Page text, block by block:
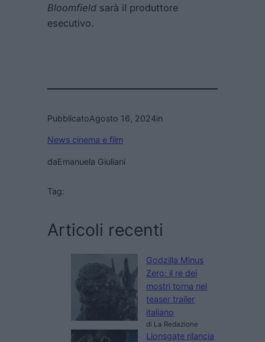
Bloomfield sarà il produttore
esecutivo.
PubblicatoAgosto 16, 2024in
News cinema e film
daEmanuela Giuliani
Tag:
Articoli recenti
Godzilla Minus
Zero: il re dei
mostri torna nel
teaser trailer
italiano
di La Redazione
Lionsgate rilancia